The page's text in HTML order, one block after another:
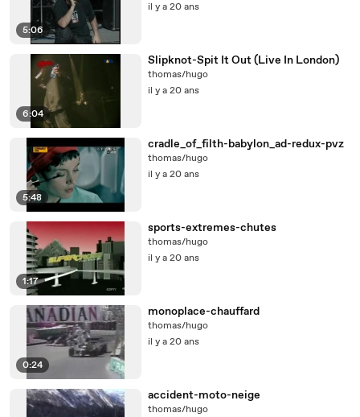
5:06
il y a 20 ans
6:04
Slipknot-Spit It Out (Live In London)
thomas/hugo
il y a 20 ans
5:48
cradle_of_filth-babylon_ad-redux-pvz
thomas/hugo
il y a 20 ans
1:17
sports-extremes-chutes
thomas/hugo
il y a 20 ans
0:24
monoplace-chauffard
thomas/hugo
il y a 20 ans
accident-moto-neige
thomas/hugo